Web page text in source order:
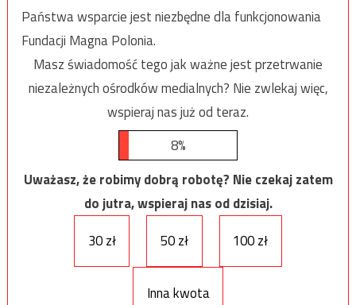
Państwa wsparcie jest niezbędne dla funkcjonowania
Fundacji Magna Polonia.
Masz świadomość tego jak ważne jest przetrwanie
niezależnych ośrodków medialnych? Nie zwlekaj więc,
wspieraj nas już od teraz.
8%
Uważasz, że robimy dobrą robotę? Nie czekaj zatem
do jutra, wspieraj nas od dzisiaj.
30 zł
50 zł 100 zł
Inna kwota